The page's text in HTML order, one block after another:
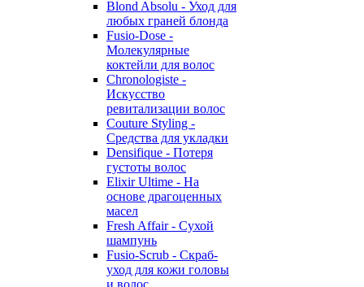
Blond Absolu - Уход для
любых граней блонда
Fusio-Dose -
Молекулярные
коктейли для волос
Chronologiste -
Искусство
ревитализации волос
Couture Styling -
Средства для укладки
Densifique - Потеря
густоты волос
Elixir Ultime - На
основе драгоценных
масел
Fresh Affair - Сухой
шампунь
Fusio-Scrub - Скраб-
уход для кожи головы
и волос